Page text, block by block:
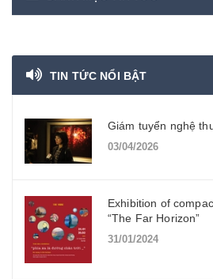
TIN TỨC NỔI BẬT
Giám tuyển nghệ
03/04/2026
Exhibition of
“The Far Horizon”
31/01/2024